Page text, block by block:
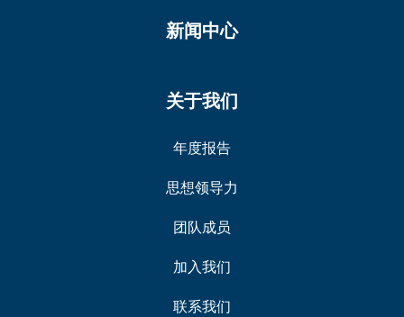
新闻中心
关于我们
年度报告
思想领导力
团队成员
加入我们
联系我们